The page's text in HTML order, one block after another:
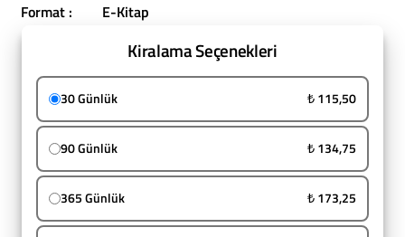
Format :
E-Kitap
Kiralama Seçenekleri
30 Günlük ₺ 115,50
90 Günlük ₺ 134,75
365 Günlük ₺ 173,25